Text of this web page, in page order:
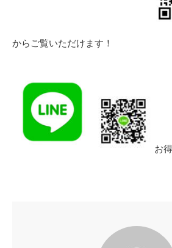
からご覧いただけます！
お